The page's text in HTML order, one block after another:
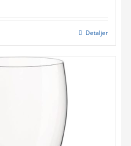
Detaljer